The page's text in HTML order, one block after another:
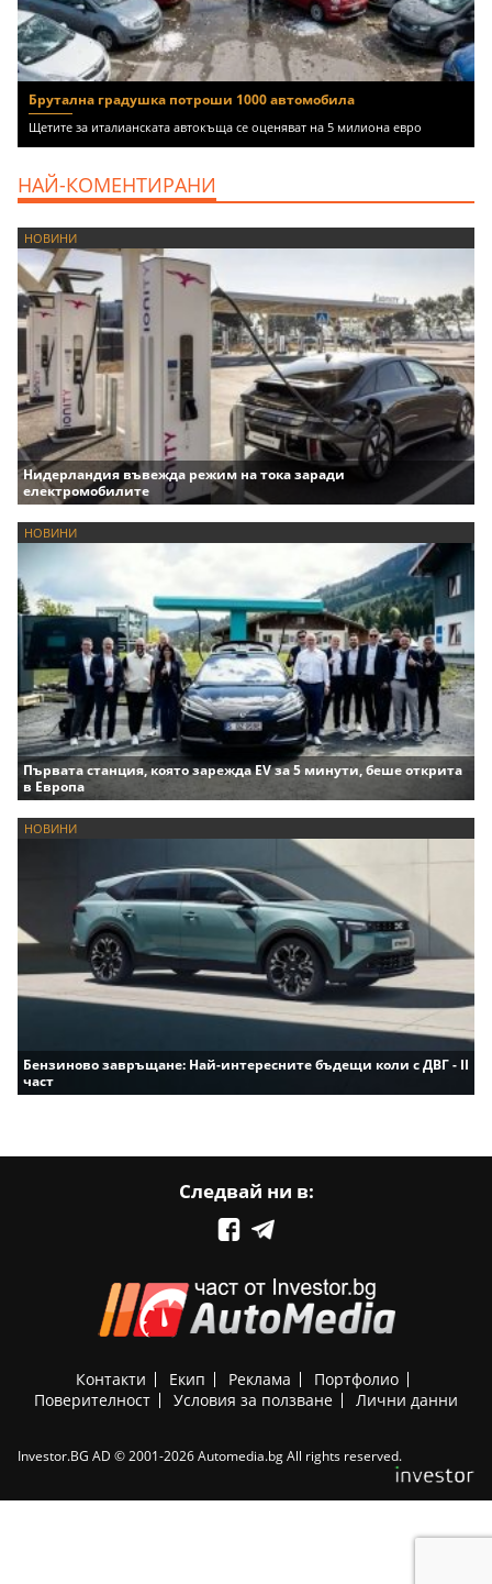
Брутална градушка потроши 1000 автомобила
Щетите за италианската автокъща се оценяват на 5 милиона евро
НАЙ-КОМЕНТИРАНИ
НОВИНИ
Нидерландия въвежда режим на тока заради
електромобилите
НОВИНИ
Първата станция, която зарежда EV за 5 минути, беше открита
в Европа
НОВИНИ
Бензиново завръщане: Най-интересните бъдещи коли с ДВГ - II
част
Следвай ни в:
Контакти Екип Реклама
Портфолио
Поверителност
Условия за ползване Лични данни
Investor.BG AD © 2001-2026 Automedia.bg All rights reserved.